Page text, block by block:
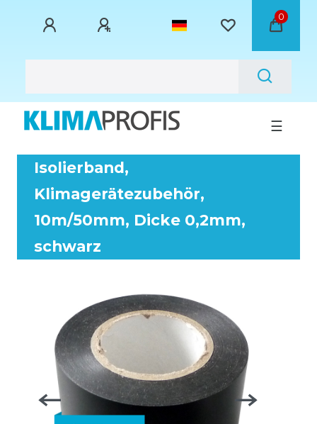
0
☰
Isolierband,
Klimagerätezubehör,
10m/50mm, Dicke 0,2mm,
schwarz